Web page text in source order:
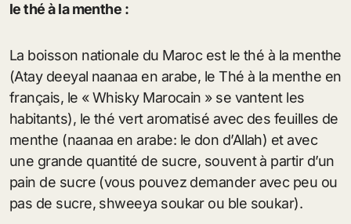
le thé à la menthe :
La boisson nationale du Maroc est le thé à la menthe
(Atay deeyal naanaa en arabe, le Thé à la menthe en
français, le « Whisky Marocain » se vantent les
habitants), le thé vert aromatisé avec des feuilles de
menthe (naanaa en arabe: le don d’Allah) et avec
une grande quantité de sucre, souvent à partir d’un
pain de sucre (vous pouvez demander avec peu ou
pas de sucre, shweeya soukar ou ble soukar).